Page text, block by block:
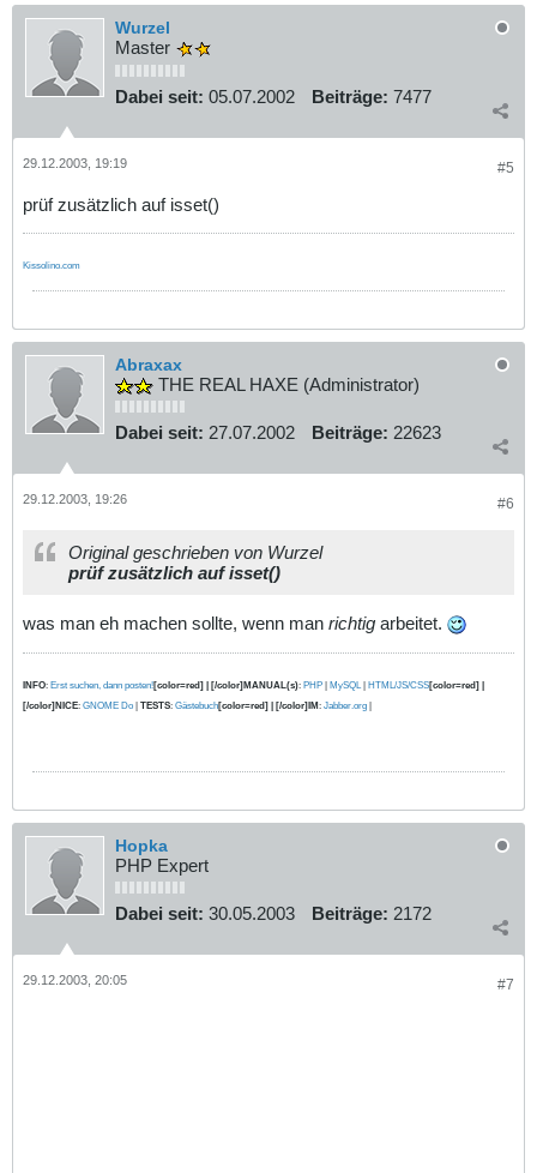
Wurzel
Master
Dabei seit: 05.07.2002 Beiträge: 7477
#5
29.12.2003, 19:19
prüf zusätzlich auf isset()
Kissolino.com
Abraxax
THE REAL HAXE (Administrator)
Dabei seit: 27.07.2002 Beiträge: 22623
#6
29.12.2003, 19:26
Original geschrieben von Wurzel
prüf zusätzlich auf isset()
was man eh machen sollte, wenn man richtig arbeitet.
INFO: Erst suchen, dann posten![color=red] | [/color]MANUAL(s): PHP | MySQL | HTML/JS/CSS[color=red] |
[/color]NICE: GNOME Do | TESTS: Gästebuch[color=red] | [/color]IM: Jabber.org |
Hopka
PHP Expert
Dabei seit: 30.05.2003 Beiträge: 2172
#7
29.12.2003, 20:05